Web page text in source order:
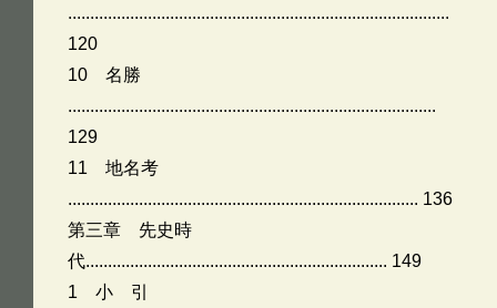
......................................................................................
120
10 名勝
...................................................................................
129
11 地名考
............................................................................... 136
第三章 先史時
代.................................................................... 149
1 小 引